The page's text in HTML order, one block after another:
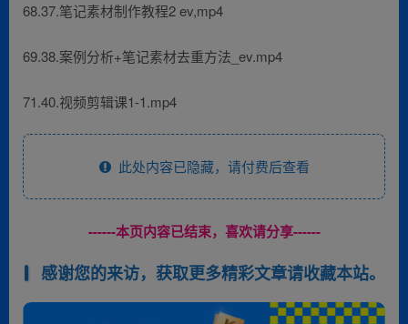
68.37.笔记素材制作教程2 ev,mp4
69.38.案例分析+笔记素材去重方法_ev.mp4
71.40.视频剪辑课1-1.mp4
此处内容已隐藏，请付费后查看
------本页内容已结束，喜欢请分享------
感谢您的来访，获取更多精彩文章请收藏本站。